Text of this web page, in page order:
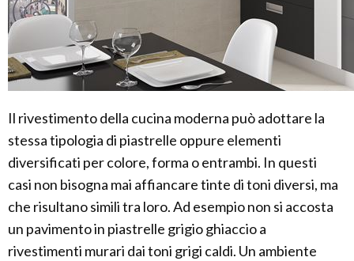
Il rivestimento della cucina moderna può adottare la
stessa tipologia di piastrelle oppure elementi
diversificati per colore, forma o entrambi. In questi
casi non bisogna mai affiancare tinte di toni diversi, ma
che risultano simili tra loro. Ad esempio non si accosta
un pavimento in piastrelle grigio ghiaccio a
rivestimenti murari dai toni grigi caldi. Un ambiente